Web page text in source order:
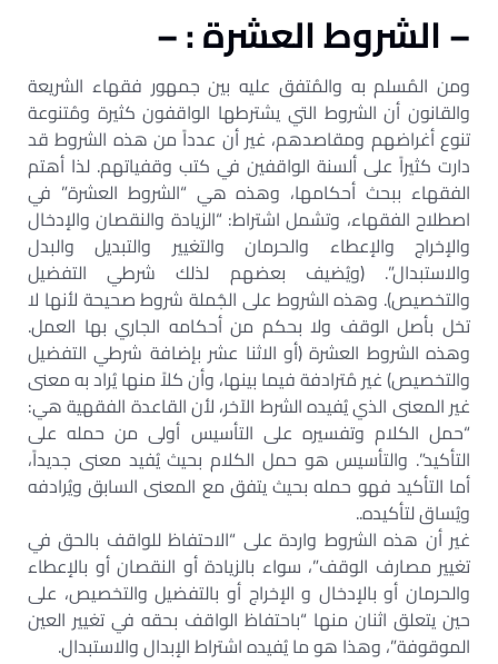
– الشروط العشرة : –
ومن المُسلم به والمُتفق عليه بين جمهور فقهاء الشريعة
والقانون أن الشروط التي يشترطها الواقفون كثيرة ومُتنوعة
تنوع أغراضهم ومقاصدهم، غير أن عدداً من هذه الشروط قد
دارت كثيراً على ألسنة الواقفين في كتب وقفياتهم. لذا أهتم
الفقهاء ببحث أحكامها، وهذه هي “الشروط العشرة” في
اصطلاح الفقهاء، وتشمل اشتراط: “الزيادة والنقصان والإدخال
والإخراج والإعطاء والحرمان والتغيير والتبديل والبدل
والاستبدال”. (ويُضيف بعضهم لذلك شرطي التفضيل
والتخصيص). وهذه الشروط على الجُملة شروط صحيحة لأنها لا
تخل بأصل الوقف ولا بحكم من أحكامه الجاري بها العمل.
وهذه الشروط العشرة (أو الاثنا عشر بإضافة شرطي التفضيل
والتخصيص) غير مُترادفة فيما بينها، وأن كلاً منها يُراد به معنى
غير المعنى الذي يُفيده الشرط الآخر، لأن القاعدة الفقهية هي:
“حمل الكلام وتفسيره على التأسيس أولى من حمله على
التأكيد”. والتأسيس هو حمل الكلام بحيث يُفيد معنى جديداً،
أما التأكيد فهو حمله بحيث يتفق مع المعنى السابق ويُرادفه
ويُساق لتأكيده..
غير أن هذه الشروط واردة على “الاحتفاظ للواقف بالحق في
تغيير مصارف الوقف”، سواء بالزيادة أو النقصان أو بالإعطاء
والحرمان أو بالإدخال و الإخراج أو بالتفضيل والتخصيص، على
حين يتعلق اثنان منها “باحتفاظ الواقف بحقه في تغيير العين
الموقوفة”، وهذا هو ما يُفيده اشتراط الإبدال والاستبدال.